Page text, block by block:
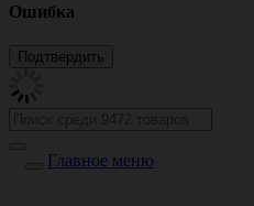
Ошибка
Главное меню